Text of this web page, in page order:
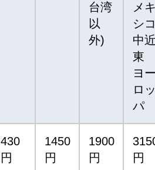
台湾
以
外)
メ
シ
中
東
ヨ
ロ
パ
430
円
1450
円
1900
円
円